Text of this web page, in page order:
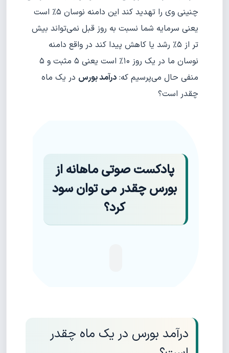
چنینی وی را تهدید کند این دامنه نوسان ۵% است
یعنی سرمایه شما نسبت به روز قبل نمی‌تواند بیش
تر از ۵% رشد یا کاهش پیدا کند در واقع دامنه
نوسان ما در یک روز ۱۰% است یعنی ۵ مثبت و ۵
منفی حال می‌پرسیم که: درآمد بورس در یک ماه
چقدر است؟
پادکست صوتی ماهانه از
بورس چقدر می توان سود
کرد؟
درآمد بورس در یک ماه چقدر